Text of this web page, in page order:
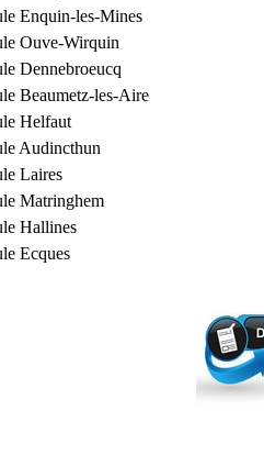
Enquin-les-Mines
Ouve-Wirquin
Dennebroeucq
Beaumetz-les-Aire
Helfaut
Audincthun
Laires
Matringhem
Hallines
Ecques